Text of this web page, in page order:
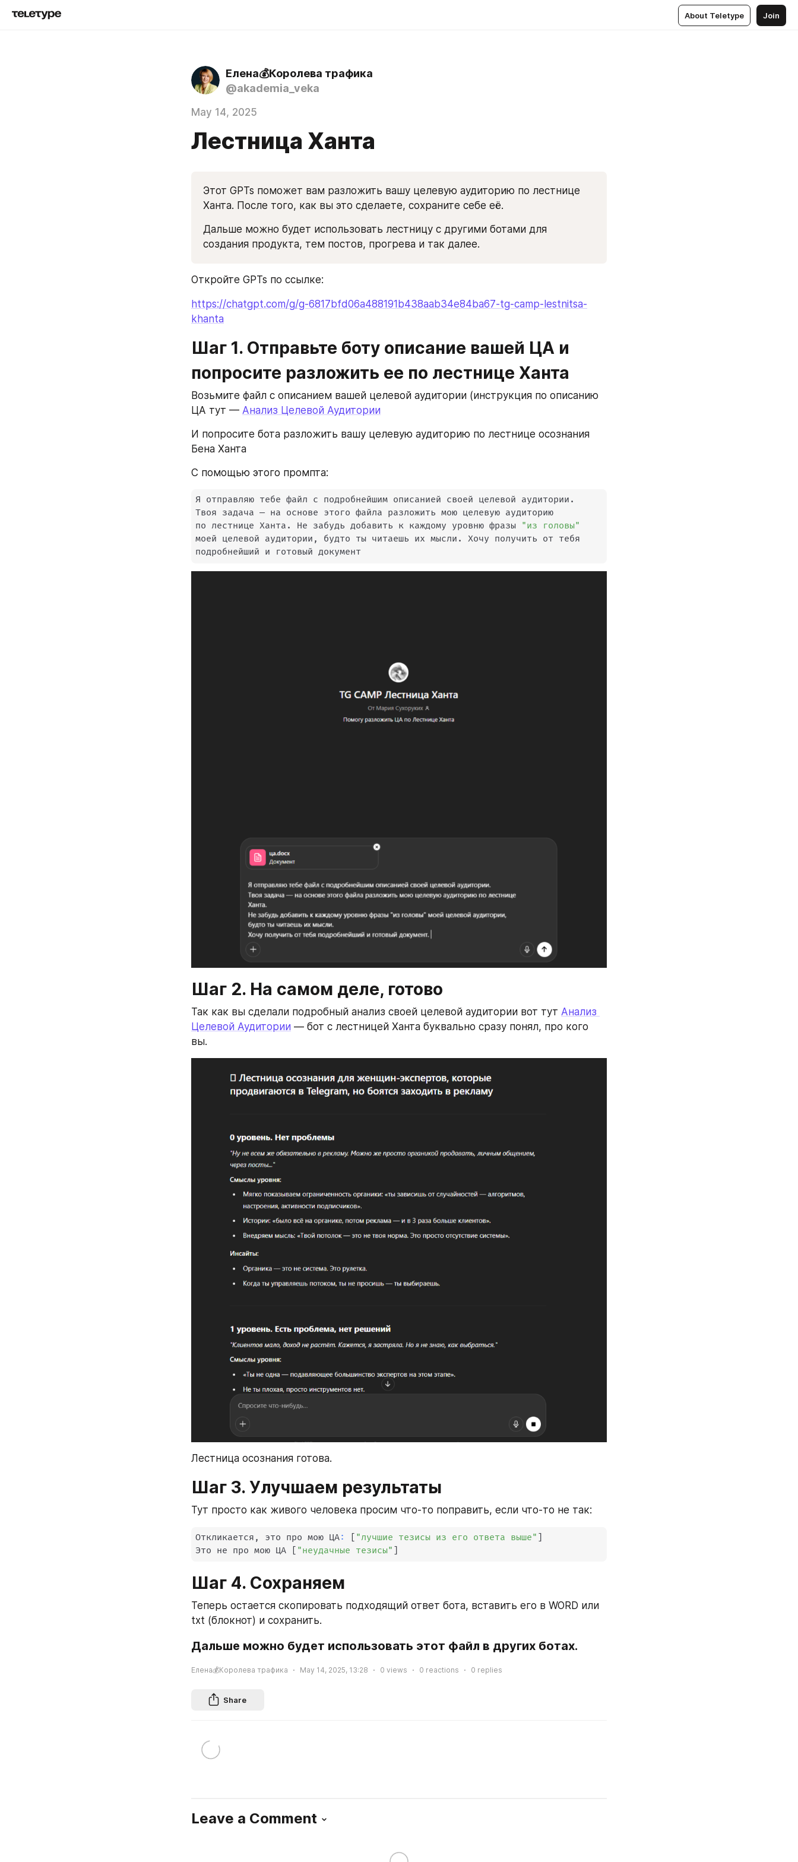
About Teletype Join
Елена💰Королева трафика
@akademia_veka
May 14, 2025
Лестница Ханта
Этот GPTs поможет вам разложить вашу целевую аудиторию по лестнице
Ханта. После того, как вы это сделаете, сохраните себе её.
Дальше можно будет использовать лестницу с другими ботами для
создания продукта, тем постов, прогрева и так далее.
Откройте GPTs по ссылке:
https://chatgpt.com/g/g-6817bfd06a488191b438aab34e84ba67-tg-camp-lestnitsa-
khanta
Шаг 1. Отправьте боту описание вашей ЦА и
попросите разложить ее по лестнице Ханта
Возьмите файл с описанием вашей целевой аудитории (инструкция по описанию
ЦА тут — Анализ Целевой Аудитории
И попросите бота разложить вашу целевую аудиторию по лестнице осознания
Бена Ханта
С помощью этого промпта:
Я отправляю тебе файл с подробнейшим описанией своей целевой аудитории .
Твоя задача — на основе этого файла разложить мою целевую аудиторию
по лестнице Ханта . Не забудь добавить к каждому уровню фразы "из головы"
моей целевой аудитории , будто ты читаешь их мысли .
Хочу получить от тебя
подробнейший и готовый документ
Шаг 2. На самом деле, готово
Так как вы сделали подробный анализ своей целевой аудитории вот тут Анализ
Целевой Аудитории — бот с лестницей Ханта буквально сразу понял, про кого
вы.
Лестница осознания готова.
Шаг 3. Улучшаем результаты
Тут просто как живого человека просим что-то поправить, если что-то не так:
Откликается , это про мою ЦА: [ "лучшие тезисы из его ответа выше" ]
Это не про мою ЦА
[ "неудачные тезисы" ]
Шаг 4. Сохраняем
Теперь остается скопировать подходящий ответ бота, вставить его в WORD или
txt (блокнот) и сохранить.
Дальше можно будет использовать этот файл в других ботах.
Елена💰Королева трафика May 14, 2025, 13:28 0 views 0 reactions 0 replies
Share
Leave a Comment